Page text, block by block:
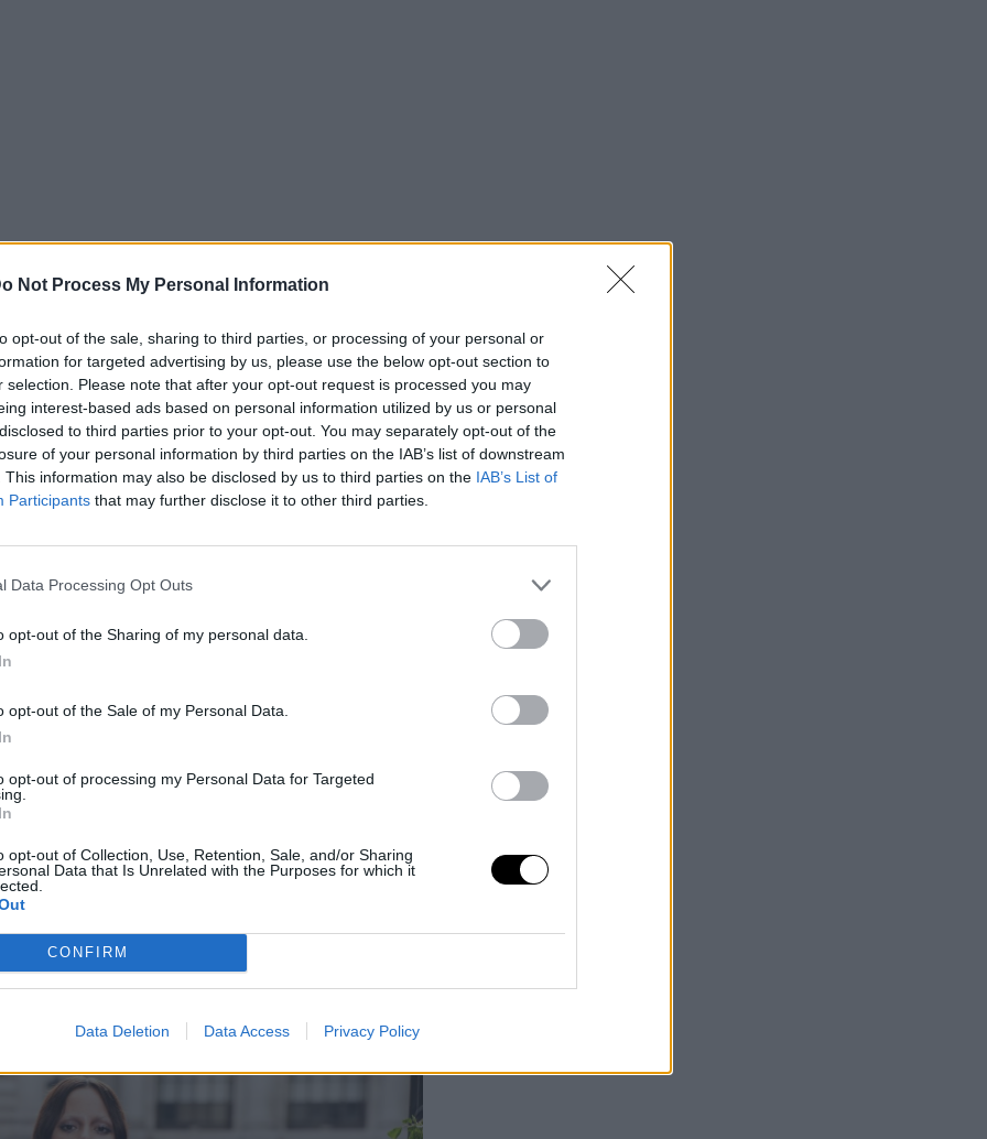
Not Process My Personal Information
opt-out of the sale, sharing to third parties, or processing of your personal or
for targeted advertising by us, please use the below opt-out section to
selection. Please note that after your opt-out request is processed you may
interest-based ads based on personal information utilized by us or personal
to third parties prior to your opt-out. You may separately opt-out of the
of your personal information by third parties on the IAB’s list of downstream
This information may also be disclosed by us to third parties on the IAB’s List of
Participants that may further disclose it to other third parties.
Data Processing Opt Outs
opt-out of the Sharing of my personal data.
opt-out of the Sale of my Personal Data.
opt-out of processing my Personal Data for Targeted
opt-out of Collection, Use, Retention, Sale, and/or Sharing
Data that Is Unrelated with the Purposes for which it
CONFIRM
Data Deletion Data Access Privacy Policy
τις εντυπώσεις με εμφανίσεις
γοητεία και δημιουργική
δέρμα φιδιού
σειράς εντυπωσίασε με ένα
φιδιού. Η φούστα είχε
δίνοντας στο look μια αίσθηση